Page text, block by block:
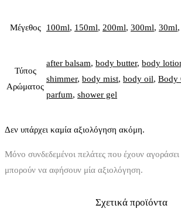
Μέγεθος 100ml, 150ml, 200ml, 300ml, 30ml,
Τύπος
Αρώματος
after balsam, body butter, body
shimmer, body mist, body oil, Body
parfum, shower gel
Δεν υπάρχει καμία αξιολόγηση ακόμη.
Μόνο συνδεδεμένοι πελάτες που έχουν
μπορούν να αφήσουν μία αξιολόγηση.
Σχετικά προϊόντα